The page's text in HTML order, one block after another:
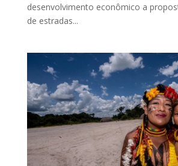
desenvolvimento econômico a
de estradas...